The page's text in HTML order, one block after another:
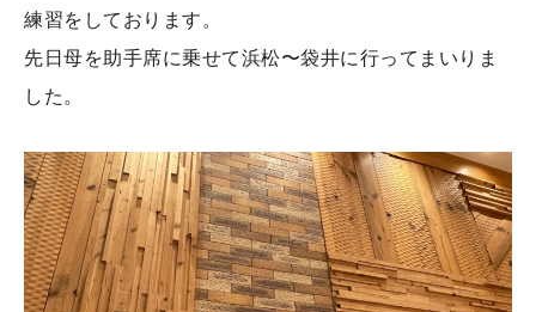
練習をしております。
先日母を助手席に乗せて浜松〜袋井に行ってまいりま
した。